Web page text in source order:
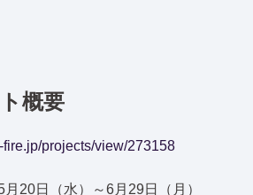
概要
fire.jp/projects/view/273158
月20日（水）～6月29日（月）